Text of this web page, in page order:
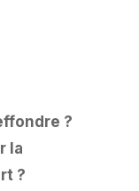
?
la
?